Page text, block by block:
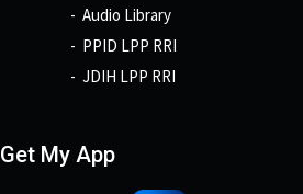
Audio Library
PPID LPP RRI
JDIH LPP RRI
Get My App